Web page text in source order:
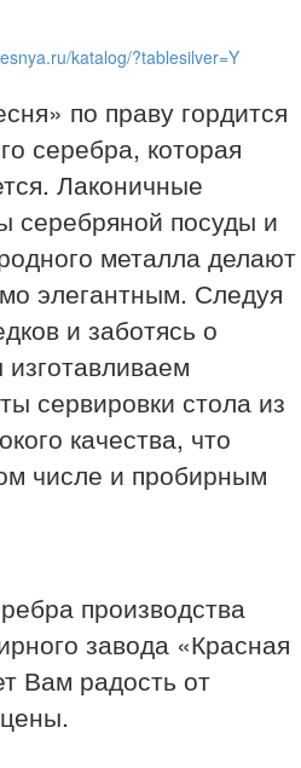
katalog/?tablesilver=Y
по праву гордится
серебра, которая
Лаконичные
серебряной посуды и
металла делают
элегантным. Следуя
и заботясь о
сервировки стола из
качества, что
числе и пробирным
производства
завода «Красная
Вам радость от